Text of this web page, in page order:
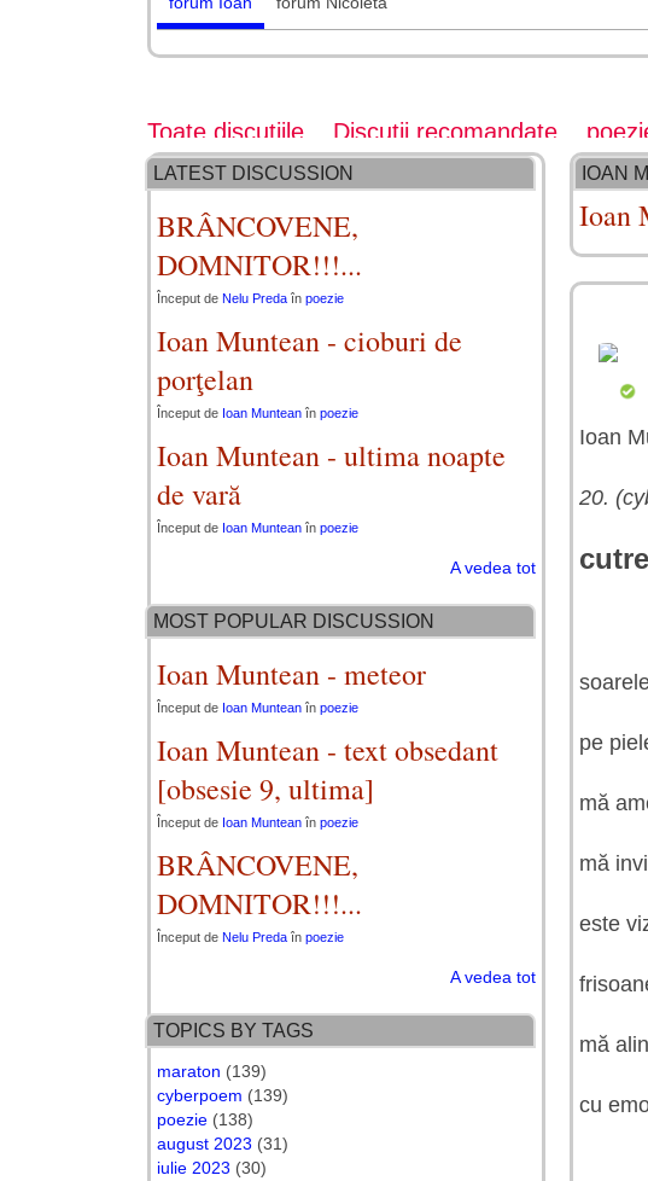
Toate discuțiile Discuții recomandate
IOAN
Ioan
Ioan
20.
pe
mă
mă
este
mă
cu
LATEST DISCUSSION
BRÂNCOVENE,
DOMNITOR!!!...
Început de Nelu Preda în poezie
Ioan Muntean - cioburi de
porţelan
Început de Ioan Muntean în poezie
Ioan Muntean - ultima noapte
de vară
Început de Ioan Muntean în poezie
A vedea tot
MOST POPULAR DISCUSSION
Ioan Muntean - meteor
Început de Ioan Muntean în poezie
Ioan Muntean - text obsedant
[obsesie 9, ultima]
Început de Ioan Muntean în poezie
BRÂNCOVENE,
DOMNITOR!!!...
Început de Nelu Preda în poezie
A vedea tot
TOPICS BY TAGS
maraton (139)
cyberpoem (139)
poezie (138)
august 2023 (31)
iulie 2023 (30)